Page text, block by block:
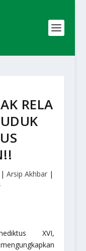
RELA
Arsip Akhbar|
XVI,